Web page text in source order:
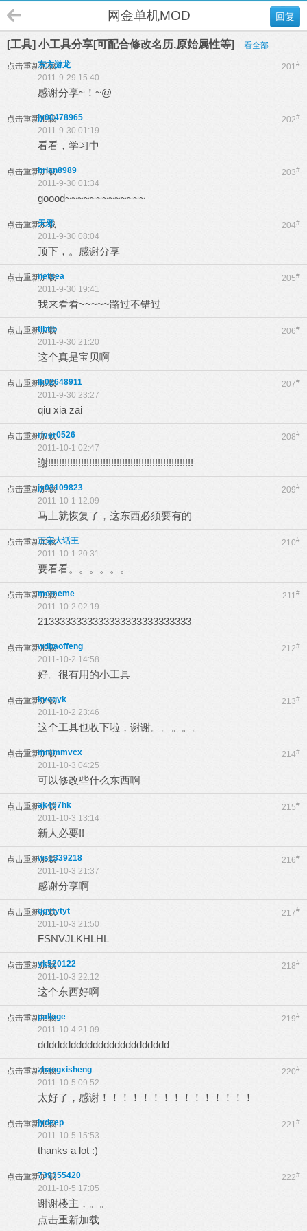
回复
网金单机MOD
[工具] 小工具分享[可配合修改名历,原始属性等] 看全部
点击重新加载 201#
东方游龙
2011-9-29 15:40
感谢分享~！~@
点击重新加载 202#
jy00478965
2011-9-30 01:19
看看，学习中
点击重新加载 203#
brian8989
2011-9-30 01:34
goood~~~~~~~~~~~~~
点击重新加载 204#
天邪
2011-9-30 08:04
顶下，。感谢分享
点击重新加载 205#
netsea
2011-9-30 19:41
我来看看~~~~~路过不错过
点击重新加载 206#
tlbtlb
2011-9-30 21:20
这个真是宝贝啊
点击重新加载 207#
lk02648911
2011-9-30 23:27
qiu xia zai
点击重新加载 208#
river0526
2011-10-1 02:47
謝!!!!!!!!!!!!!!!!!!!!!!!!!!!!!!!!!!!!!!!!!!!!!!!!!!!!!
点击重新加载 209#
jy03109823
2011-10-1 12:09
马上就恢复了，这东西必须要有的
点击重新加载 210#
正宗大话王
2011-10-1 20:31
要看看。。。。。。
点击重新加载 211#
mememe
2011-10-2 02:19
2133333333333333333333333333
点击重新加载 212#
wdbaoffeng
2011-10-2 14:58
好。很有用的小工具
点击重新加载 213#
kyogyk
2011-10-2 23:46
这个工具也收下啦，谢谢。。。。。
点击重新加载 214#
mmmmvcx
2011-10-3 04:25
可以修改些什么东西啊
点击重新加载 215#
ak407hk
2011-10-3 13:14
新人必要!!
点击重新加载 216#
ws1339218
2011-10-3 21:37
感谢分享啊
点击重新加载 217#
qqytytyt
2011-10-3 21:50
FSNVJLKHLHL
点击重新加载 218#
yk520122
2011-10-3 22:12
这个东西好啊
点击重新加载 219#
pallage
2011-10-4 21:09
dddddddddddddddddddddddd
点击重新加载 220#
zhangxisheng
2011-10-5 09:52
太好了，感谢！！！！！！！！！！！！！！！
点击重新加载 221#
jydeep
2011-10-5 15:53
thanks a lot :)
点击重新加载 222#
739355420
2011-10-5 17:05
谢谢楼主，。。
点击重新加载